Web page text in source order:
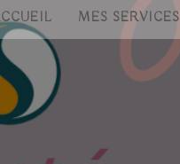
MES SERVICES